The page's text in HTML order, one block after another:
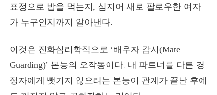
표정으로 밥을 먹는지, 심지어 새로 팔로우한 여자
가 누구인지까지 알아낸다.
이것은 진화심리학적으로 ‘배우자 감시(Mate
Guarding)’ 본능의 오작동이다. 내 파트너를 다른 경
쟁자에게 뺏기지 않으려는 본능이 관계가 끝난 후에